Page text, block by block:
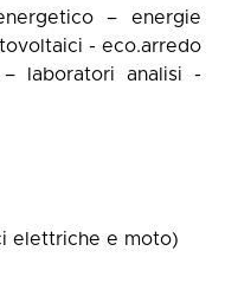
– energie
- eco.arredo
laboratori analisi -
elettriche e moto)